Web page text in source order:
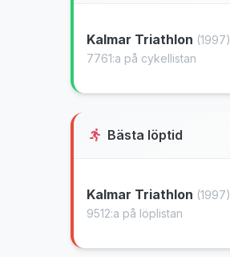
Kalmar Triathlon (1997)
7761:a på cykellistan
Bästa löptid
Kalmar Triathlon (1997)
9512:a på löplistan